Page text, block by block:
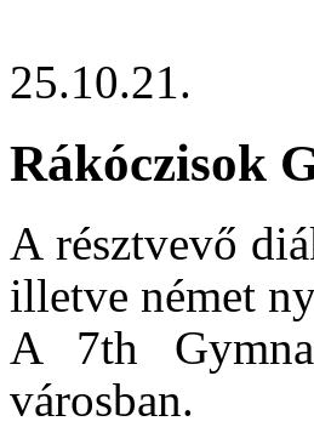
25.10.21.
Rákóczisok
A résztvevő
illetve német
A 7th
városban.